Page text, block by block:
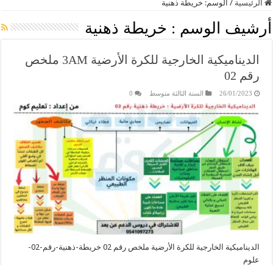
الرئيسية / الوسم: خريطة ذهنية
أرشيف الوسم : خريطة ذهنية
الديناميكية الخارجية للكرة الأرضية 3AM ملخص
رقم 02
26/01/2023 السنة الثالثة متوسط 0
الديناميكية الخارجية للكرة الأرضية ملخص رقم 02 خريطة-ذهنية-رقم-02-
علوم